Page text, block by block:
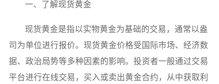
一、了解现货黄金
现货黄金是指以实物黄金为基础的交易，通常以盎
司为单位进行报价。现货黄金价格受国际市场、经济数
据、政治局势等多种因素的影响。投资者一般通过交易
平台进行在线交易，买入或卖出黄金合约，从中获取利